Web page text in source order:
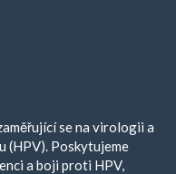
se na virologii a
(HPV). Poskytujeme
a boji proti HPV,